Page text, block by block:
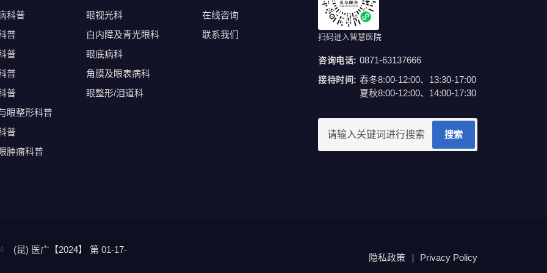
科普
普
普
普
普
眼整形科普
普
肿瘤科普
眼视光科
白内障及青光眼科
眼底病科
角膜及眼表病科
眼整形/泪道科
在线咨询
联系我们
扫码进入智慧医院
咨询电话: 0871-63137666
接待时间: 春冬8:00-12:00、13:30-17:00
夏秋8:00-12:00、14:00-17:30
搜索
(昆) 医广【2024】 第 01-17-
隐私政策 Privacy Policy